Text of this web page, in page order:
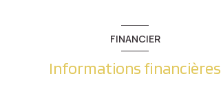
FINANCIER
Informations financières